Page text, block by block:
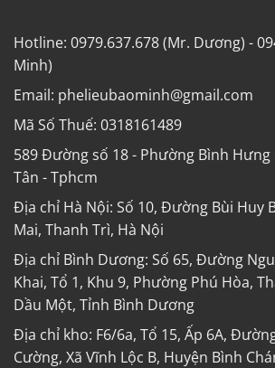
Hotline: 0979.637.678 (Mr. Dương) -
Minh)
Email: phelieubaominh@gmail.com
Mã Số Thuế: 0318161489
589 Đường số 18 - Phường Bình Hưng
Tân - Tphcm
Địa chỉ Hà Nội: Số 10, Đường Bùi Huy
Mai, Thanh Trì, Hà Nội
Địa chỉ Bình Dương: Số 65, Đường
Khai, Tổ 1, Khu 9, Phường Phú Hòa,
Dầu Một, Tỉnh Bình Dương
Địa chỉ kho: F6/6a, Tổ 15, Ấp 6A,
Cường, Xã Vĩnh Lộc B, Huyện Bình